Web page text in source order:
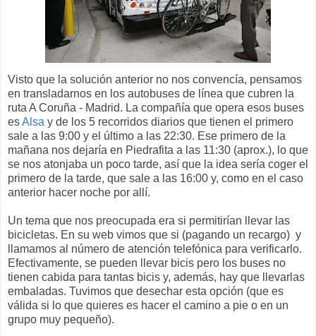
Visto que la solución anterior no nos convencía, pensamos
en transladarnos en los autobuses de línea que cubren la
ruta A Coruña - Madrid. La compañía que opera esos buses
esAlsa y de los 5 recorridos diarios que tienen el primero
sale a las 9:00 y el último a las 22:30. Ese primero de la
mañana nos dejaría en Piedrafita a las 11:30 (aprox.), lo que
se nos atonjaba un poco tarde, así que la idea sería coger el
primero de la tarde, que sale a las 16:00 y, como en el caso
anterior hacer noche por allí.
Un tema que nos preocupada era si permitirían llevar las
bicicletas. En su web vimos que si (pagando un recargo) y
llamamos al número de atención telefónica para verificarlo.
Efectivamente, se pueden llevar bicis pero los buses no
tienen cabida para tantas bicis y, además, hay que llevarlas
embaladas. Tuvimos que desechar esta opción (que es
válida si lo que quieres es hacer el camino a pie o en un
grupo muy pequeño).